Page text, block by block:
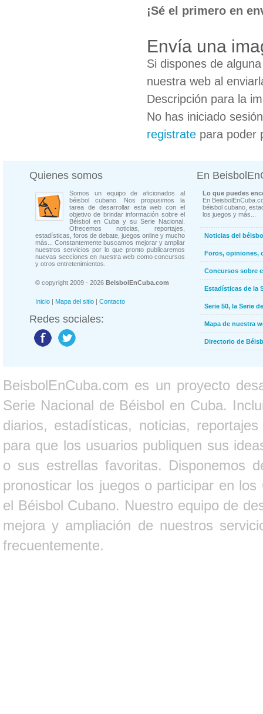
¡Sé el primero en
Envía una
Si dispones de
nuestra web al
Descripción para la
No has iniciado
registrate para poder
Quienes somos
Somos un equipo de aficionados al
béisbol cubano. Nos propusimos la
tarea de desarrollar esta web con el
objetivo de brindar información sobre el
Béisbol en Cuba y su Serie Nacional.
Ofrecemos noticias, reportajes,
estadísticas, foros de debate, juegos online y mucho
más... Constantemente buscamos mejorar y ampliar
nuestros servicios por lo que pronto publicaremos
nuevas secciones en nuestra web como concursos
y otros entretenimientos.
© copyright 2009 - 2026 BeisbolEnCuba.com
Inicio | Mapa del sitio | Contacto
Redes sociales:
En
Lo que puedes
En
béisbol cubano,
los juegos y más...
Noticias del
Foros, opiniones,
Concursos sobre
Estadísticas de la
Serie 50, la Serie
Mapa de nuestra
Directorio de
BeisbolEnCuba.com es un proyecto
Serie Nacional de Béisbol en Cuba.
diarios, estadísticas, noticias,
para que los usuarios publiquen sus
o sus estrellas favoritas. Disponemos
pronosticar los juegos o participar en
el Béisbol Cubano. Nuestro equipo de
mejora y ampliación de nuestros
frecuentemente.